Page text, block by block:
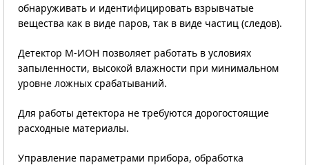
обнаруживать и идентифицировать взрывчатые
вещества как в виде паров, так в виде частиц (следов).
Детектор М-ИОН позволяет работать в условиях
запыленности, высокой влажности при минимальном
уровне ложных срабатываний.
Для работы детектора не требуются дорогостоящие
расходные материалы.
Управление параметрами прибора, обработка